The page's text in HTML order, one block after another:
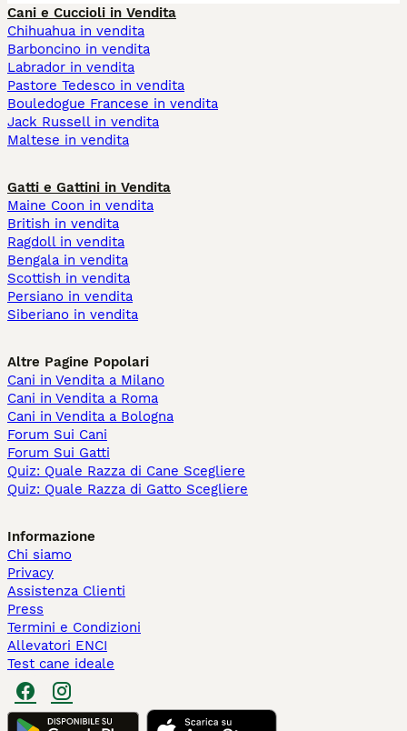
Cani e Cuccioli in Vendita
Chihuahua in vendita
Barboncino in vendita
Labrador in vendita
Pastore Tedesco in vendita
Bouledogue Francese in vendita
Jack Russell in vendita
Maltese in vendita
Gatti e Gattini in Vendita
Maine Coon in vendita
British in vendita
Ragdoll in vendita
Bengala in vendita
Scottish in vendita
Persiano in vendita
Siberiano in vendita
Altre Pagine Popolari
Cani in Vendita a Milano
Cani in Vendita a Roma
Cani in Vendita a Bologna
Forum Sui Cani
Forum Sui Gatti
Quiz: Quale Razza di Cane Scegliere
Quiz: Quale Razza di Gatto Scegliere
Informazione
Chi siamo
Privacy
Assistenza Clienti
Press
Termini e Condizioni
Allevatori ENCI
Test cane ideale